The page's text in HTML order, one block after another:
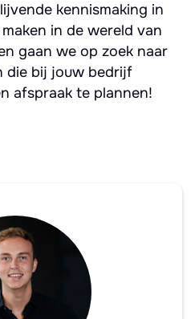
kennismaking in
in de wereld van
gaan we op zoek naar
die bij jouw bedrijf
afspraak te plannen!